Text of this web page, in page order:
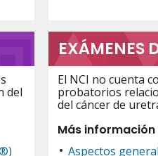
del
EXÁMENES
El NCI no cuenta
probatorios
del cáncer de
Más información
Aspectos